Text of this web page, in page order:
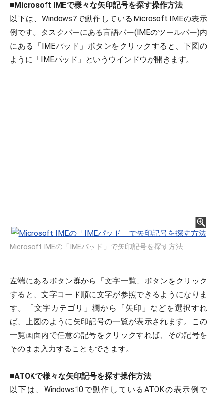
■Microsoft IMEで様々な矢印記号を探す操作方法
以下は、Windows7で動作しているMicrosoft IMEの表示
例です。タスクバーにある言語バー(IMEのツールバー)内
にある「IMEパッド」ボタンをクリックすると、下図の
ように「IMEパッド」というウインドウが開きます。
Microsoft IMEの「IMEパッド」で矢印記号を探す方法
左端にあるボタン群から「文字一覧」ボタンをクリック
すると、文字コード順に文字が参照できるようになりま
す。「文字カテゴリ」欄から「矢印」などを選択すれ
ば、上図のように矢印記号の一覧が表示されます。この
一覧画面内で任意の記号をクリックすれば、その記号を
そのまま入力することもできます。
■ATOKで様々な矢印記号を探す操作方法
以下は、Windows10で動作しているATOKの表示例で